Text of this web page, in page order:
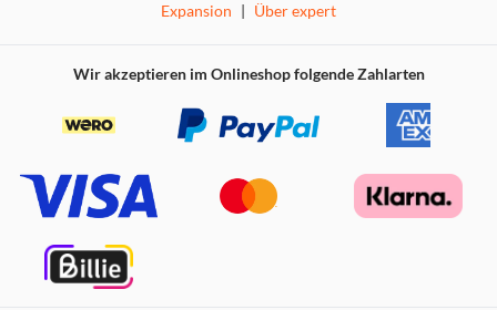
Expansion | Über expert
Wir akzeptieren im Onlineshop folgende Zahlarten